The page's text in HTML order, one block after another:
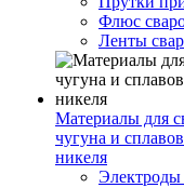
Флюс
Ленты
Материалы для
чугуна и
никеля
Электроды